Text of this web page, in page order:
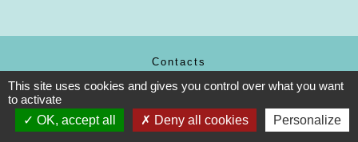
Contacts
Commune de Saint-Martin-de-Saint-Maixent
79400 Saint-Martin-de-Saint-Maixent - FRANCE
+33 5 49 05 52 52
This site uses cookies and gives you control over what you want
to activate
OK, accept all
Deny all cookies Personalize